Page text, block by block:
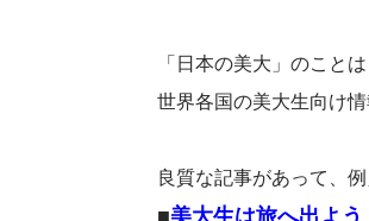
「日本の美大」のこと
世界各国の美大生向け
良質な記事があって、例
■美大生は旅へ出よ